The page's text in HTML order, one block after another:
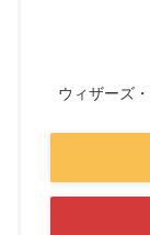
ウィザーズ